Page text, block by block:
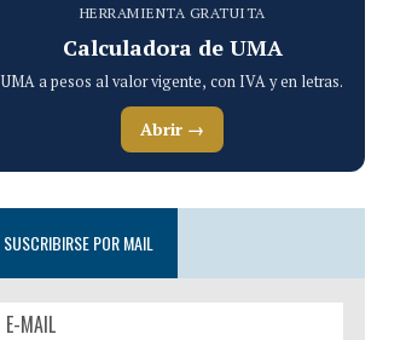
HERRAMIENTA GRATUITA
Calculadora de UMA
UMA a pesos al valor vigente, con IVA y en letras.
Abrir →
SUSCRIBIRSE POR MAIL